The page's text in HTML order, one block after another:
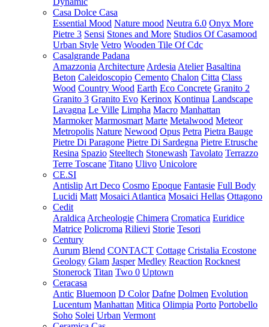
Casa Dolce Casa
Essential Mood Nature mood Neutra 6.0 Onyx More
Pietre 3 Sensi Stones and More Studios Of Casamood
Urban Style Vetro Wooden Tile Of Cdc
Casalgrande Padana
Amazzonia Architecture Ardesia Atelier Basaltina
Beton Caleidoscopio Cemento Chalon Citta Class
Wood Country Wood Earth Eco Concrete Granito 2
Granito 3 Granito Evo Kerinox Kontinua Landscape
Lavagna Le Ville Limpha Macro Manhattan
Marmoker Marmosmart Marte Metalwood Meteor
Metropolis Nature Newood Opus Petra Pietra Bauge
Pietre Di Paragone Pietre Di Sardegna Pietre Etrusche
Resina Spazio Steeltech Stonewash Tavolato Terrazzo
Terre Toscane Titano Ulivo Unicolore
CE.SI
Antislip Art Deco Cosmo Epoque Fantasie Full Body
Lucidi Matt Mosaici Atlantica Mosaici Hellas Ottagono
Cedit
Araldica Archeologie Chimera Cromatica Euridice
Matrice Policroma Rilievi Storie Tesori
Century
Aurum Blend CONTACT Cottage Cristalia Ecostone
Geology Glam Jasper Medley Reaction Rocknest
Stonerock Titan Two 0 Uptown
Ceracasa
Antic Bluemoon D Color Dafne Dolmen Evolution
Lucentum Manhattan Mitica Olimpia Porto Portobello
Soho Solei Urban Vermont